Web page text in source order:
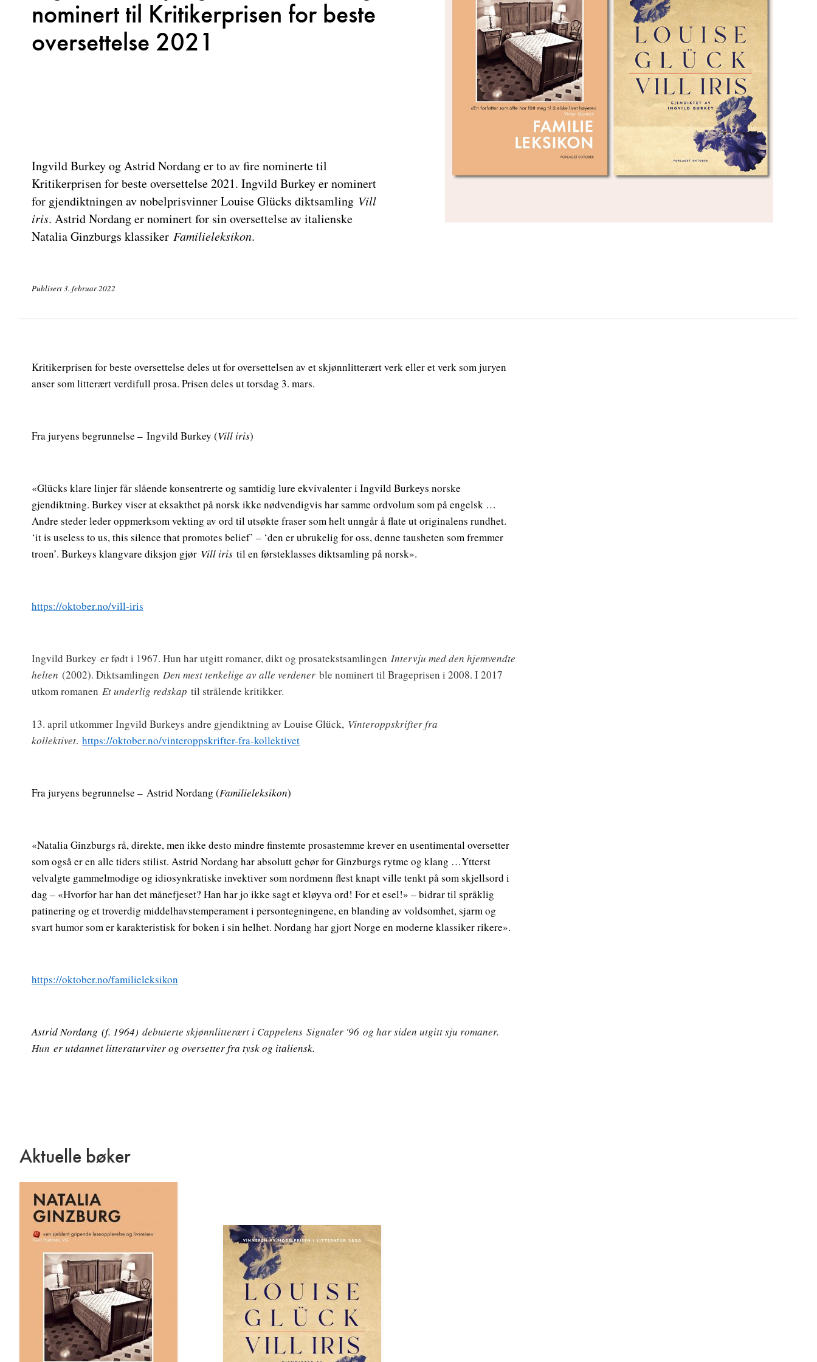
nominert til Kritikerprisen for beste
oversettelse 2021
Ingvild Burkey og Astrid Nordang er to av fire nominerte til
Kritikerprisen for beste oversettelse 2021. Ingvild Burkey er nominert
for gjendiktningen av nobelprisvinner Louise Glücks diktsamling Vill
iris. Astrid Nordang er nominert for sin oversettelse av italienske
Natalia Ginzburgs klassiker Familieleksikon.
Publisert 3. februar 2022
Kritikerprisen for beste oversettelse deles ut for oversettelsen av et skjønnlitterært verk eller et verk som juryen
anser som litterært verdifull prosa. Prisen deles ut torsdag 3. mars.
Fra juryens begrunnelse – Ingvild Burkey (Vill iris)
«Glücks klare linjer får slående konsentrerte og samtidig lure ekvivalenter i Ingvild Burkeys norske
gjendiktning. Burkey viser at eksakthet på norsk ikke nødvendigvis har samme ordvolum som på engelsk …
Andre steder leder oppmerksom vekting av ord til utsøkte fraser som helt unngår å flate ut originalens rundhet.
‘it is useless to us, this silence that promotes belief’ – ‘den er ubrukelig for oss, denne tausheten som fremmer
troen’. Burkeys klangvare diksjon gjør Vill iris til en førsteklasses diktsamling på norsk».
https://oktober.no/vill-iris
Ingvild Burkey er født i 1967. Hun har utgitt romaner, dikt og prosatekstsamlingen Intervju med den hjemvendte
helten (2002). Diktsamlingen Den mest tenkelige av alle verdener ble nominert til Brageprisen i 2008. I 2017
utkom romanen Et underlig redskap til strålende kritikker.
13. april utkommer Ingvild Burkeys andre gjendiktning av Louise Glück, Vinteroppskrifter fra
kollektivet. https://oktober.no/vinteroppskrifter-fra-kollektivet
Fra juryens begrunnelse – Astrid Nordang (Familieleksikon)
«Natalia Ginzburgs rå, direkte, men ikke desto mindre finstemte prosastemme krever en usentimental oversetter
som også er en alle tiders stilist. Astrid Nordang har absolutt gehør for Ginzburgs rytme og klang …Ytterst
velvalgte gammelmodige og idiosynkratiske invektiver som nordmenn flest knapt ville tenkt på som skjellsord i
dag – «Hvorfor har han det månefjeset? Han har jo ikke sagt et kløyva ord! For et esel!» – bidrar til språklig
patinering og et troverdig middelhavstemperament i persontegningene, en blanding av voldsomhet, sjarm og
svart humor som er karakteristisk for boken i sin helhet. Nordang har gjort Norge en moderne klassiker rikere».
https://oktober.no/familieleksikon
Astrid Nordang (f. 1964) debuterte skjønnlitterært i Cappelens Signaler '96 og har siden utgitt sju romaner.
Hun er utdannet litteraturviter og oversetter fra tysk og italiensk.
Aktuelle bøker